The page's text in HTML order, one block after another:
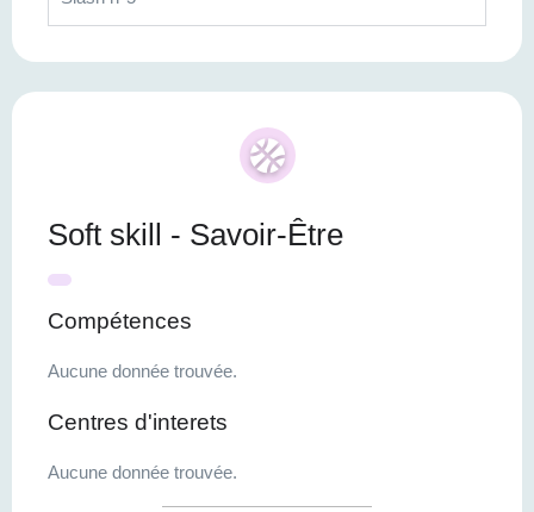
Soft skill - Savoir-Être
Compétences
Aucune donnée trouvée.
Centres d'interets
Aucune donnée trouvée.